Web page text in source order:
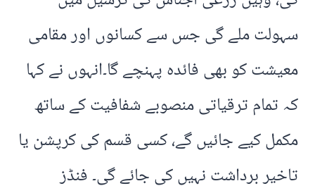
سہولت ملے گی جس سے کسانوں اور مقامی
معیشت کو بھی فائدہ پہنچے گا۔انہوں نے کہا
کہ تمام ترقیاتی منصوبے شفافیت کے ساتھ
مکمل کیے جائیں گے، کسی قسم کی کرپشن یا
تاخیر برداشت نہیں کی جائے گی۔ فنڈز